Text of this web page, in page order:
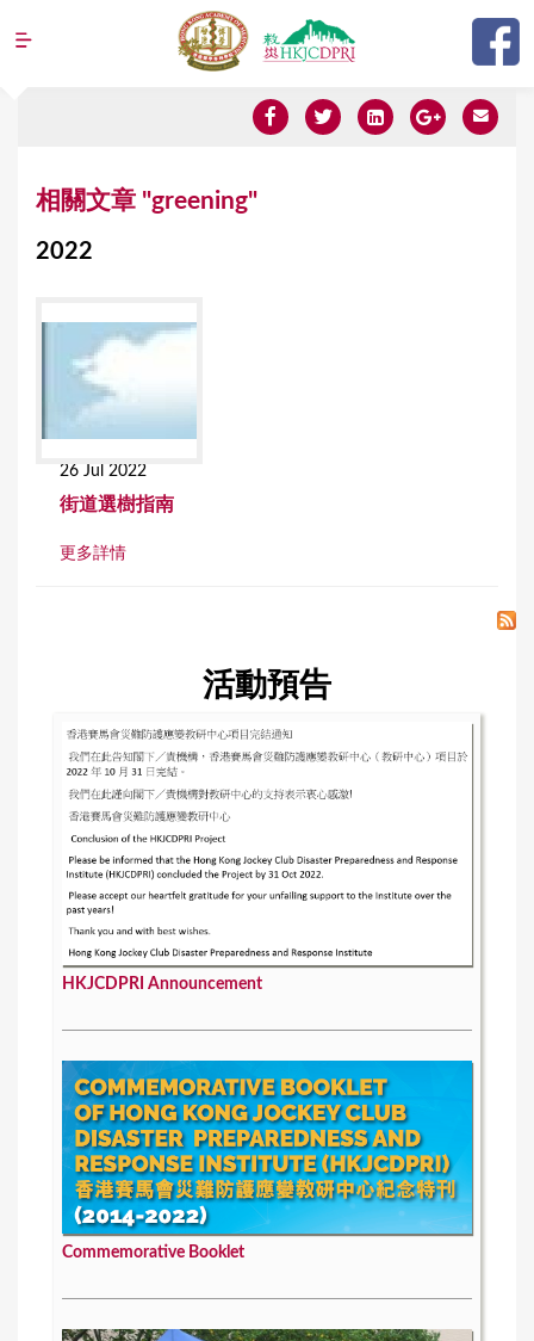
Jump to navigation
相關文章 "greening"
2022
26 Jul 2022
街道選樹指南
更多詳情
活動預告
HKJCDPRI Announcement
Commemorative Booklet